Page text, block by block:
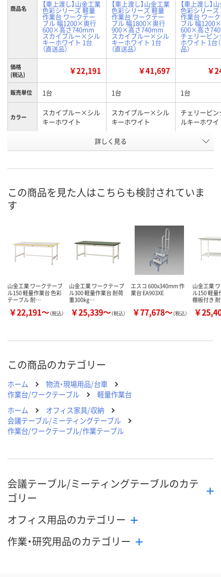
商品名 【車上渡し】山金工業
色彩シリーズ 軽量
作業台 ワークテー
ブル 幅1200×奥行
600×高さ740mm
スカイブルー×シル
キーホワイト 1台
（直送品）
【車上渡し】山金工業
色彩シリーズ 軽量
作業台 ワークテー
ブル 幅1800×奥行
900×高さ740mm
スカイブルー×シル
キーホワイト 1台
（直送品）
【車上渡し】
色彩シリーズ
作業台 ワー
ブル 幅
600×高さ
チェリーピ
ホワイト 1台
品）
価格
(税込)
￥22,191 ￥41,697 ￥
販売単位 1台 1台 1台
カラー
スカイブルー×シル
キーホワイト
スカイブルー×シル
キーホワイト
チェリーピ
ルキーホワイ
X888906 X888907
8月25日（火）まで
詳しく見る
この商品を見た人はこちらも検討されていま
す
山金工業 ワークテーブ
ル150 軽量作業台 色彩
テーブル 耐…
￥22,191～（税込）
山金工業 ワークテーブ
ル300 軽量作業台 耐荷
重300kg…
￥25,339～（税込）
エスコ 600x340mm 作
業台 EA903XE
￥77,678～（税込）
山金工業
ル150 軽量
棚板付き
￥
この商品のカテゴリー
ホーム
物流・現場用品/台車
作業台/ワークテーブル
軽量作業台
ホーム
オフィス家具/収納
会議テーブル/ミーティングテーブル
作業台/ワークテーブル/作業テーブル
会議テーブル/ミーティングテーブルのカテ
ゴリー
オフィス用品のカテゴリー
作業・研究用品のカテゴリー